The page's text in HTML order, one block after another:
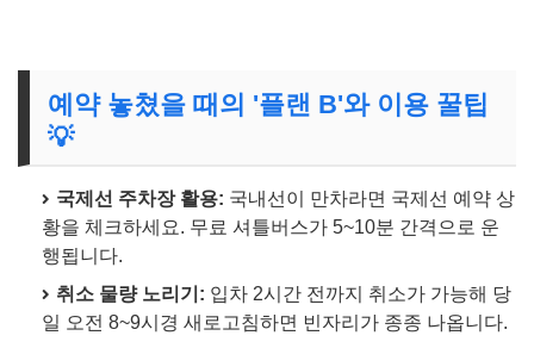
예약 놓쳤을 때의 '플랜 B'와 이용 꿀팁
💡
국제선 주차장 활용: 국내선이 만차라면 국제선 예약 상
황을 체크하세요. 무료 셔틀버스가 5~10분 간격으로 운
행됩니다.
취소 물량 노리기: 입차 2시간 전까지 취소가 가능해 당
일 오전 8~9시경 새로고침하면 빈자리가 종종 나옵니다.